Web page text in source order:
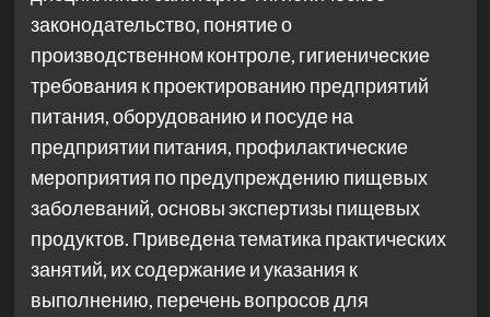
законодательство, понятие о
производственном контроле, гигиенические
требования к проектированию предприятий
питания, оборудованию и посуде на
предприятии питания, профилактические
мероприятия по предупреждению пищевых
заболеваний, основы экспертизы пищевых
продуктов. Приведена тематика практических
занятий, их содержание и указания к
выполнению, перечень вопросов для